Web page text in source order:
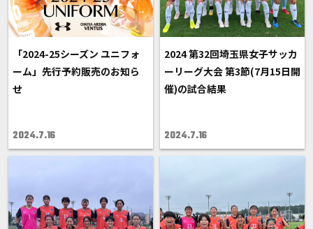
「2024-25シーズン ユニフォ
ーム」先行予約販売のお知ら
せ
2024.7.16
2024 第32回埼玉県女子サッカ
ーリーグ大会 第3節(7月15日開
催)の試合結果
2024.7.16